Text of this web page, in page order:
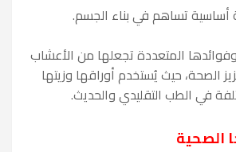
أساسية تساهم في بناء الجسم.
وفوائدها المتعددة تجعلها من الأعشاب
الصحة، حيث يُستخدم أوراقها وزيتها
في الطب التقليدي والحديث.
الصحية